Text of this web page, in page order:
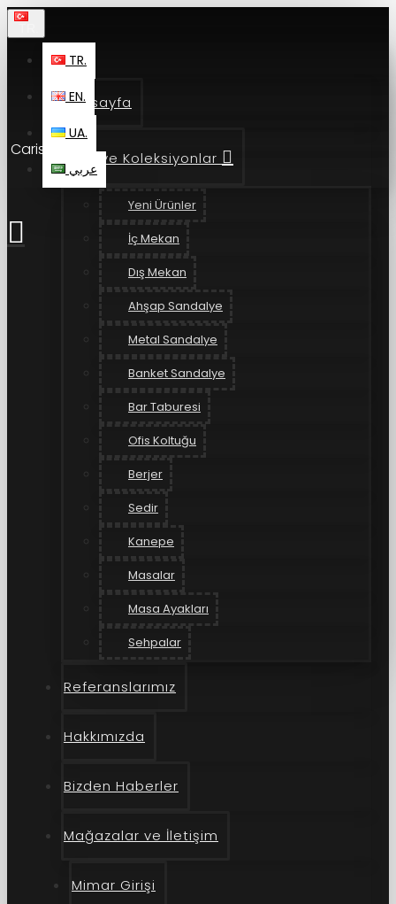
TR.
EN.
UA.
عربي
Anasayfa
Ürün ve Koleksiyonlar
Yeni Ürünler
İç Mekan
Dış Mekan
Ahşap Sandalye
Metal Sandalye
Banket Sandalye
Bar Taburesi
Ofis Koltuğu
Berjer
Sedir
Kanepe
Masalar
Masa Ayakları
Sehpalar
Referanslarımız
Hakkımızda
Bizden Haberler
Mağazalar ve İletişim
Mimar Girişi
Caris Haber